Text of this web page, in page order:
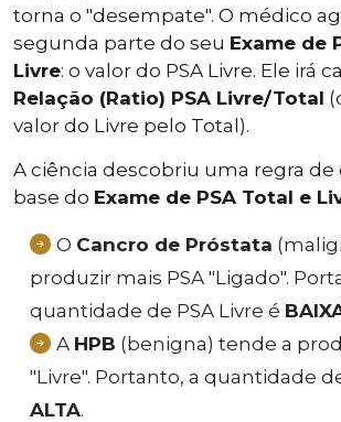
torna o "desempate". O médico
segunda parte do seu Exame de
Livre: o valor do PSA Livre. Ele irá
Relação (Ratio) PSA Livre/Total
valor do Livre pelo Total).
A ciência descobriu uma regra de
base do Exame de PSA Total e
O Cancro de Próstata
produzir mais PSA "Ligado".
quantidade de PSA Livre é
A HPB (benigna) tende a
"Livre". Portanto, a quantidade
ALTA.